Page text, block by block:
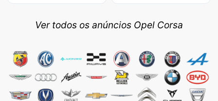
Ver todos os anúncios Opel Corsa